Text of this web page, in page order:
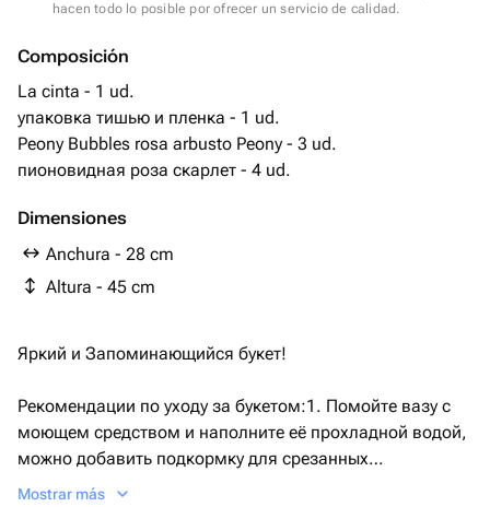
hacen todo lo posible por ofrecer un servicio de calidad.
Composición
La cinta - 1 ud.
упаковка тишью и пленка - 1 ud.
Peony Bubbles rosa arbusto Peony - 3 ud.
пионовидная роза скарлет - 4 ud.
Dimensiones
Anchura - 28 cm
Altura - 45 cm
Яркий и Запоминающийся букет!
Рекомендации по уходу за букетом:1. Помойте вазу с
моющем средством и наполните её прохладной водой,
можно добавить подкормку для срезанных
цветов.Розам необходим большой объем воды, так же
Mostrar más